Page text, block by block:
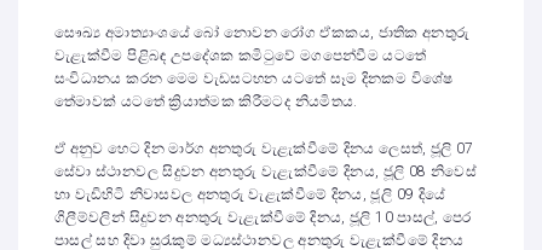
සෞඛ්‍ය අමාත්‍යාංශයේ බෝ නොවන රෝග ඒකකය, ජාතික අනතුරු
වැළැක්වීම පිළිබඳ උපදේශක කමිටුවේ මගපෙන්වීම යටතේ
සංවිධානය කරන මෙම වැඩසටහන යටතේ සෑම දිනකම විශේෂ
තේමාවක් යටතේ ක්‍රියාත්මක කිරීමටද නියමිතය.
ඒ අනුව හෙට දින මාර්ග අනතුරු වැළැක්වීමේ දිනය ලෙසත්, ජූලි 07
සේවා ස්ථානවල සිදුවන අනතුරු වැළැක්වීමේ දිනය, ජූලි 08 නිවෙස්
හා වැඩිහිටි නිවාසවල අනතුරු වැළැක්වීමේ දිනය, ජූලි 09 දියේ
ගිලීම්වලින් සිදුවන අනතුරු වැළැක්වීමේ දිනය, ජූලි 10 පාසල්, පෙර
පාසල් සහ දිවා සුරැකුම් මධ්‍යස්ථානවල අනතුරු වැළැක්වීමේ දිනය